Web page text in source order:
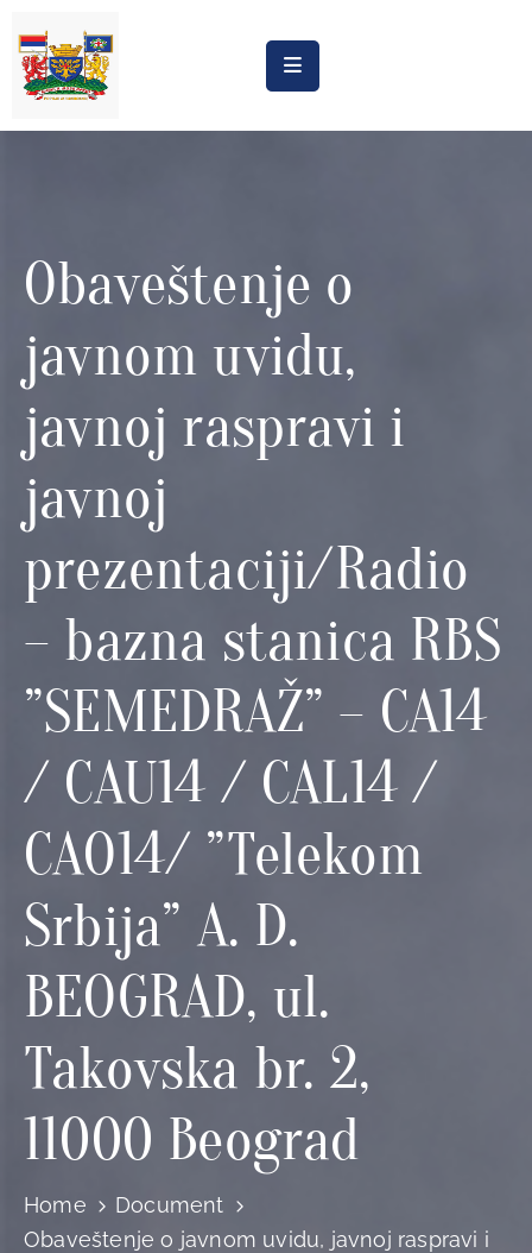
Насловна
Процена
утицаја
Регистри
дивљих
депонија
Планови
и
програми
Мониторнинг
природе
Едукација
Obaveštenje o
javnom uvidu,
javnoj raspravi i
javnoj
prezentaciji/Radio
– bazna stanica RBS
”SEMEDRAŽ” – CA14
/ CAU14 / CAL14 /
CAO14/ ”Telekom
Srbija” A. D.
BEOGRAD, ul.
Takovska br. 2,
11000 Beograd
Home
Document
Obaveštenje o javnom uvidu, javnoj raspravi i